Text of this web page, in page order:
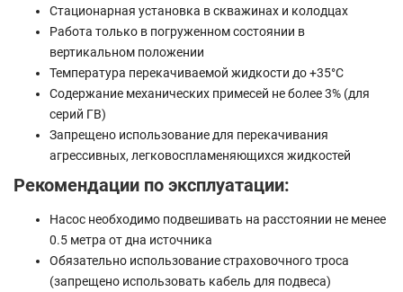
Стационарная установка в скважинах и колодцах
Работа только в погруженном состоянии в
вертикальном положении
Температура перекачиваемой жидкости до +35°C
Содержание механических примесей не более 3% (для
серий ГВ)
Запрещено использование для перекачивания
агрессивных, легковоспламеняющихся жидкостей
Рекомендации по эксплуатации:
Насос необходимо подвешивать на расстоянии не менее
0.5 метра от дна источника
Обязательно использование страховочного троса
(запрещено использовать кабель для подвеса)